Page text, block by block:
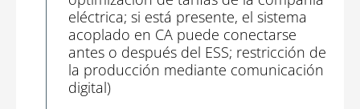
eléctrica; si está presente, el sistema
acoplado en CA puede conectarse
antes o después del ESS; restricción de
la producción mediante comunicación
digital)